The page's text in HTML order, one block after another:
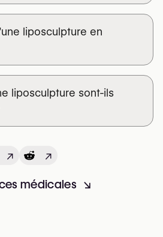
liposculpture en
liposculpture sont-ils
↗ ↗
médicales ↘